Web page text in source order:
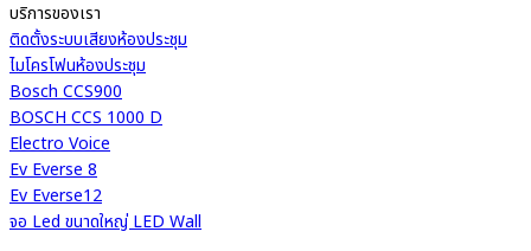
บริการของเรา
ติดตั้งระบบเสียงห้องประชุม
ไมโครโฟนห้องประชุม
Bosch CCS900
BOSCH CCS 1000 D
Electro Voice
Ev Everse 8
Ev Everse12
จอ Led ขนาดใหญ่ LED Wall